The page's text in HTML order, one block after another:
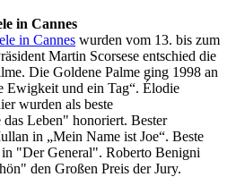
in Cannes
in Cannes wurden vom 13. bis zum
Martin Scorsese entschied die
Die Goldene Palme ging 1998 an
Ewigkeit und ein Tag“. Élodie
wurden als beste
Leben" honoriert. Bester
in „Mein Name ist Joe“. Beste
"Der General". Roberto Benigni
den Großen Preis der Jury.